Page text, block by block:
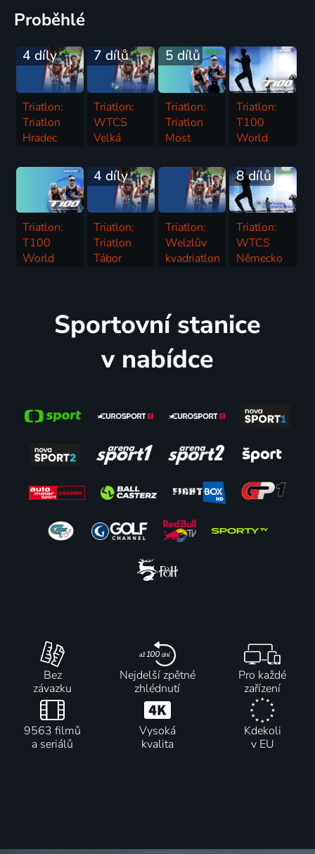
Proběhlé
4 díly
Triatlon:
Triatlon
Hradec
30.7. | Triatlon
7 dílů
Triatlon:
WTCS
Velká
Triatlon | World Triathlon Championships Series
5 dílů
Triatlon:
Triatlon
Most
Triatlon:
T100
World
Kalifornii
Triatlon:
T100
World
4 díly
Triatlon:
Triatlon
Tábor
Triatlon:
Welzlův
kvadriatlon
8 dílů
Triatlon:
WTCS
Německo
Sportovní stanice
v nabídce
Bez
závazku
Nejdelší zpětné
zhlédnutí
Pro každé
zařízení
9563 filmů
a seriálů
Vysoká
kvalita
Kdekoli
v EU